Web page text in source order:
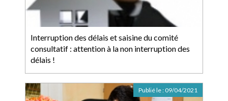
Interruption des délais et saisine du comité
consultatif : attention à la non interruption des
délais !
Publié le : 09/04/2021